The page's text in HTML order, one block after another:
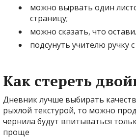
можно вырвать один
страницу;
можно сказать, что
подсунуть учителю
Как стереть
Дневник лучше выбирать
рыхлой текстурой, то можно
чернила будут впитываться
проще